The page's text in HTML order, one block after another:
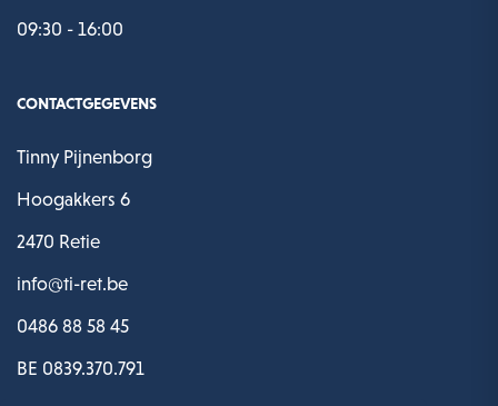
09:30 - 16:00
CONTACTGEGEVENS
Tinny Pijnenborg
Hoogakkers 6
2470 Retie
info@ti-ret.be
0486 88 58 45
BE 0839.370.791